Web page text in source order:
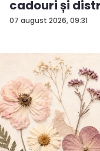
07 august 2026, 09:31
cadouri și
surp...